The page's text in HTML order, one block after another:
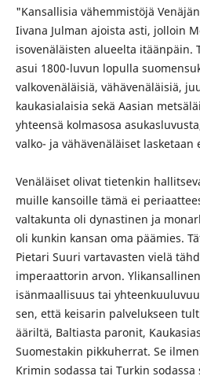
"Kansallisia vähemmistöjä
Iivana Julman ajoista asti, jolloin
isovenäläisten alueelta itäänpäin.
asui 1800-luvun lopulla
valkovenäläisiä, vähävenäläisiä,
kaukasialaisia sekä Aasian
yhteensä kolmasosa
valko- ja vähävenäläiset lasketaan
Venäläiset olivat tietenkin
muille kansoille tämä ei
valtakunta oli dynastinen ja
oli kunkin kansan oma päämies.
Pietari Suuri vartavasten vielä
imperaattorin arvon.
isänmaallisuus tai
sen, että keisarin palvelukseen
ääriltä, Baltiasta paronit,
Suomestakin pikkuherrat. Se
Krimin sodassa tai Turkin